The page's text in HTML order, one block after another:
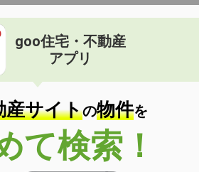
丁目
2,398万円
千葉県船橋市飯山満町２丁目
84.5m²
3LDK
丁目
2,398万円
goo住宅・不動産
アプリ
産サイトの物件を
て検索！